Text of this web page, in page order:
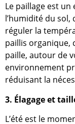
Le paillage est
l’humidité du sol,
réguler la
paillis organique,
paille, autour de
environnement
réduisant la
3. Élagage et
L’été est le